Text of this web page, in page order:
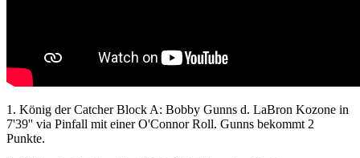
1. König der Catcher Block A: Bobby Gunns d. LaBron Kozone in
7'39'' via Pinfall mit einer O'Connor Roll. Gunns bekommt 2
Punkte.